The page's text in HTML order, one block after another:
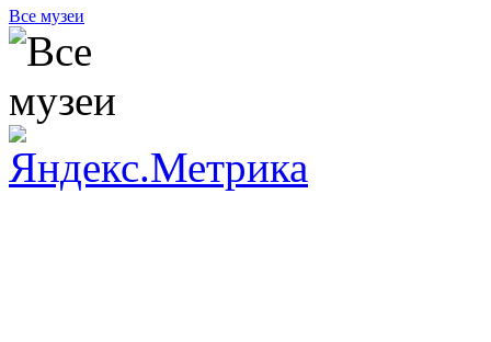
Все музеи